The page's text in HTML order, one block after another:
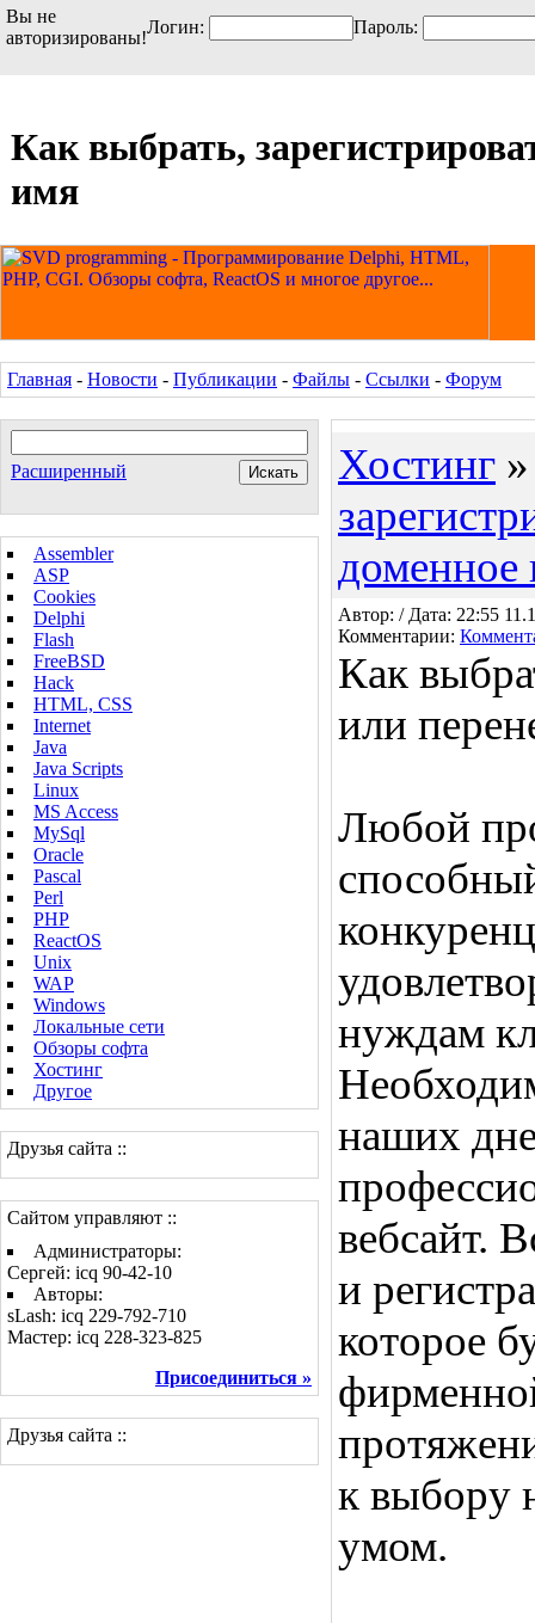
Вы не
авторизированы!
Логин: Пароль:
Как выбрать,
имя
Главная - Новости - Публикации - Файлы - Ссылки - Форум
Расширенный
Assembler
ASP
Cookies
Delphi
Flash
FreeBSD
Hack
HTML, CSS
Internet
Java
Java Scripts
Linux
MS Access
MySql
Oracle
Pascal
Perl
PHP
ReactOS
Unix
WAP
Windows
Локальные сети
Обзоры софта
Хостинг
Другое
Друзья сайта ::
Сайтом управляют ::
Администраторы:
Сергей: icq 90-42-10
Авторы:
sLash: icq 229-792-710
Мастер: icq 228-323-825
Присоединиться »
Друзья сайта ::
Хостинг
доменное
Автор: / Дата: 22:55
Комментарии:
Как
или
Любой
нуждам
наших
вебсайт.
и
которое
к выбору
умом.